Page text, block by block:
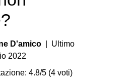
D'amico | Ultimo
2022
4.8/5 (4 voti)